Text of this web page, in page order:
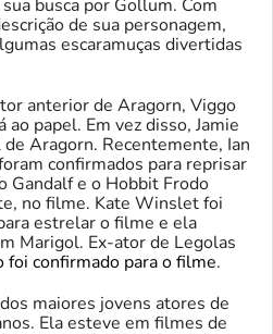
busca por Gollum. Com
de sua personagem,
escaramuças divertidas
anterior de Aragorn, Viggo
papel. Em vez disso, Jamie
Aragorn. Recentemente, Ian
confirmados para reprisar
Gandalf e o Hobbit Frodo
no filme. Kate Winslet foi
estrelar o filme e ela
Marigol. Ex-ator de Legolas
foi confirmado para o filme.
maiores jovens atores de
Ela esteve em filmes de